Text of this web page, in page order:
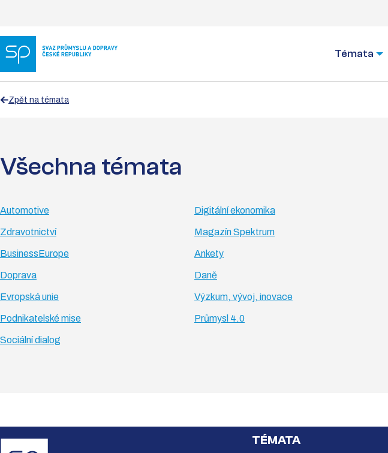
Témata
Zpět na témata
Všechna témata
Automotive Digitální ekonomika
Zdravotnictví Magazín Spektrum
BusinessEurope Ankety
Doprava Daně
Evropská unie Výzkum, vývoj, inovace
Podnikatelské mise Průmysl 4.0
Sociální dialog
TÉMATA